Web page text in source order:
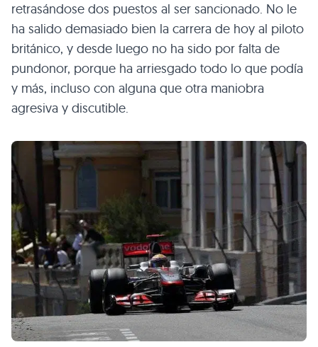
retrasándose dos puestos al ser sancionado. No le
ha salido demasiado bien la carrera de hoy al piloto
británico, y desde luego no ha sido por falta de
pundonor, porque ha arriesgado todo lo que podía
y más, incluso con alguna que otra maniobra
agresiva y discutible.